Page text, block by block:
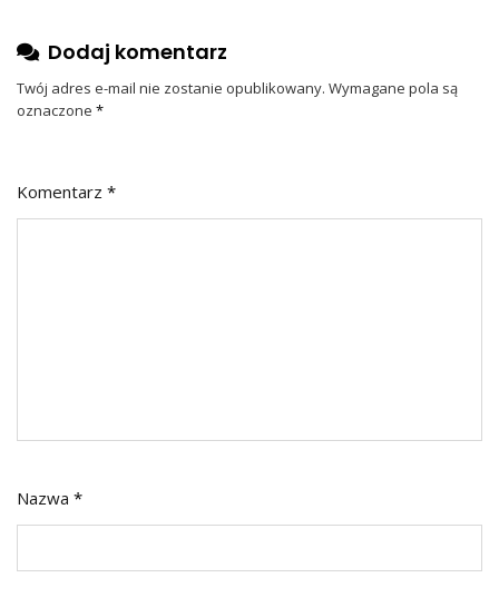
Dodaj komentarz
Twój adres e-mail nie zostanie opublikowany. Wymagane pola są
oznaczone *
Komentarz *
Nazwa *